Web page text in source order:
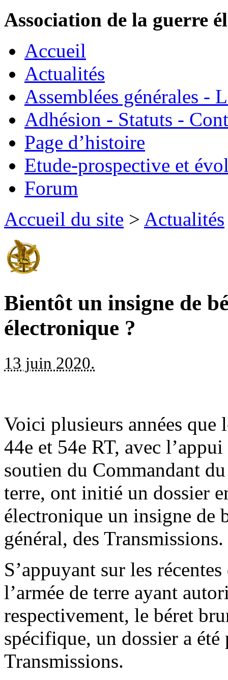
Association de la guerre
Accueil
Actualités
Assemblées générales -
Adhésion - Statuts -
Page d’histoire
Etude-prospective et
Forum
Accueil du site > Actualités
Bientôt un insigne de
électronique ?
13 juin 2020.
Voici plusieurs années que
44e et 54e RT, avec
soutien du Commandant
terre, ont initié un dossier
électronique un insigne de
général, des Transmissions.
S’appuyant sur les
l’armée de terre ayant
respectivement, le béret
spécifique, un dossier a été
Transmissions.